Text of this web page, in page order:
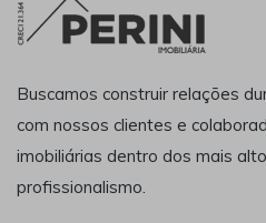
Buscamos construir relações
com nossos clientes e
imobiliárias dentro dos mais
profissionalismo.